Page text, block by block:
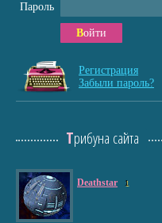
Пароль
Войти
Регистрация
Забыли пароль?
Трибуна сайта
Deathstar 1